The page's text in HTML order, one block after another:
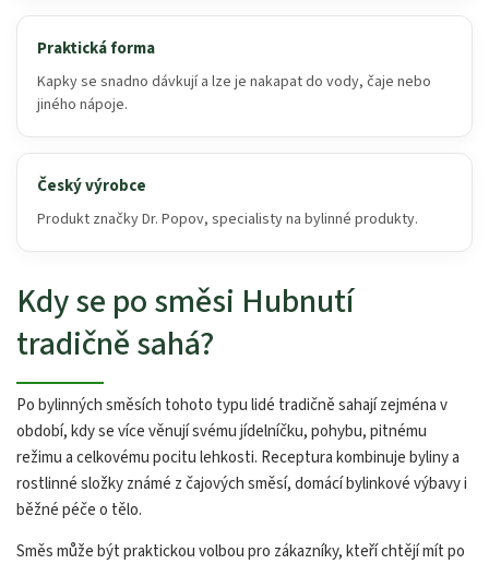
Praktická forma
Kapky se snadno dávkují a lze je nakapat do vody, čaje nebo
jiného nápoje.
Český výrobce
Produkt značky Dr. Popov, specialisty na bylinné produkty.
Kdy se po směsi Hubnutí
tradičně sahá?
Po bylinných směsích tohoto typu lidé tradičně sahají zejména v
období, kdy se více věnují svému jídelníčku, pohybu, pitnému
režimu a celkovému pocitu lehkosti. Receptura kombinuje byliny a
rostlinné složky známé z čajových směsí, domácí bylinkové výbavy i
běžné péče o tělo.
Směs může být praktickou volbou pro zákazníky, kteří chtějí mít po